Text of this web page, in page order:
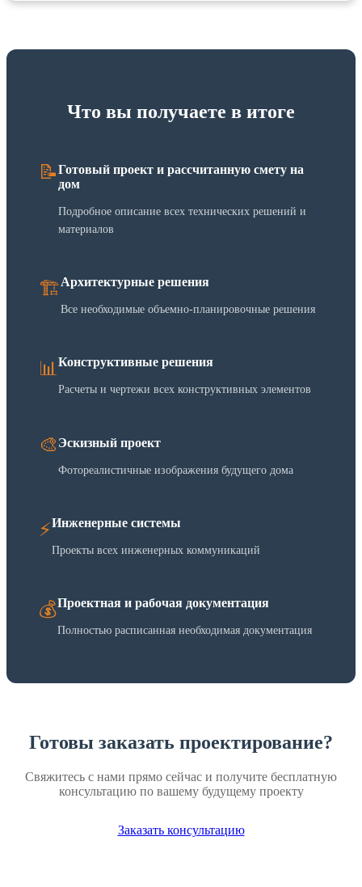
Что вы получаете в итоге
📝Готовый проект и рассчитанную смету на
дом
Подробное описание всех технических решений и
материалов
🏗️Архитектурные решения
Все необходимые объемно-планировочные решения
📊 Конструктивные решения
Расчеты и чертежи всех конструктивных элементов
🎨 Эскизный проект
Фотореалистичные изображения будущего дома
⚡Инженерные системы
Проекты всех инженерных коммуникаций
💰Проектная и рабочая документация
Полностью расписанная необходимая документация
Готовы заказать проектирование?
Свяжитесь с нами прямо сейчас и получите бесплатную
консультацию по вашему будущему проекту
Заказать консультацию